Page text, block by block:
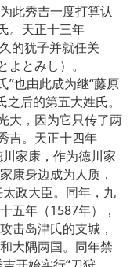
此秀吉一度打算认
。天正十三年
的犹子并就任关
とみし）。
”也由此成为继“藤原
之后的第五大姓氏。
大，因为它只传了两
吉。天正十四年
家康，作为德川家
康身边成为人质，
政大臣。同年，九
五年（1587年），
击岛津氏的支城，
大隅两国。同年禁